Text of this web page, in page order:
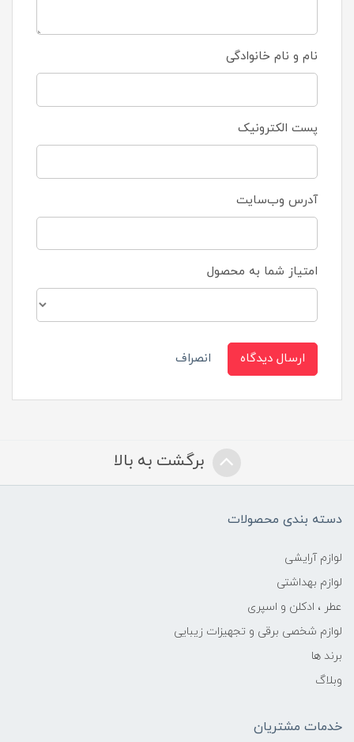
نام و نام خانوادگی
پست الکترونیک
آدرس وب‌سایت
امتیاز شما به محصول
ارسال دیدگاه انصراف
برگشت به بالا
دسته بندی محصولات
لوازم آرایشی
لوازم بهداشتی
عطر ، ادکلن و اسپری
لوازم شخصی برقی و تجهیزات زیبایی
برند ها
وبلاگ
خدمات مشتریان